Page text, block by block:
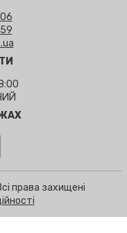
права захищені